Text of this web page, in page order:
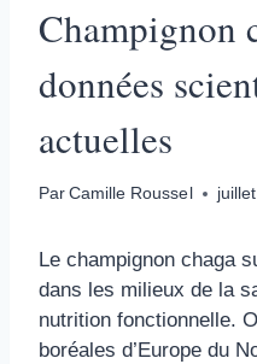
Champignon
données
actuelles
Par Camille Roussel
Le champignon chaga
dans les milieux de la
nutrition fonctionnelle.
boréales d’Europe du